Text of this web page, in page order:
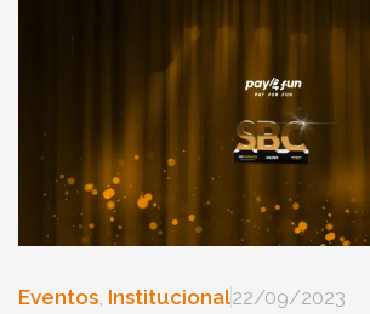
Eventos Institucional22/09/2023